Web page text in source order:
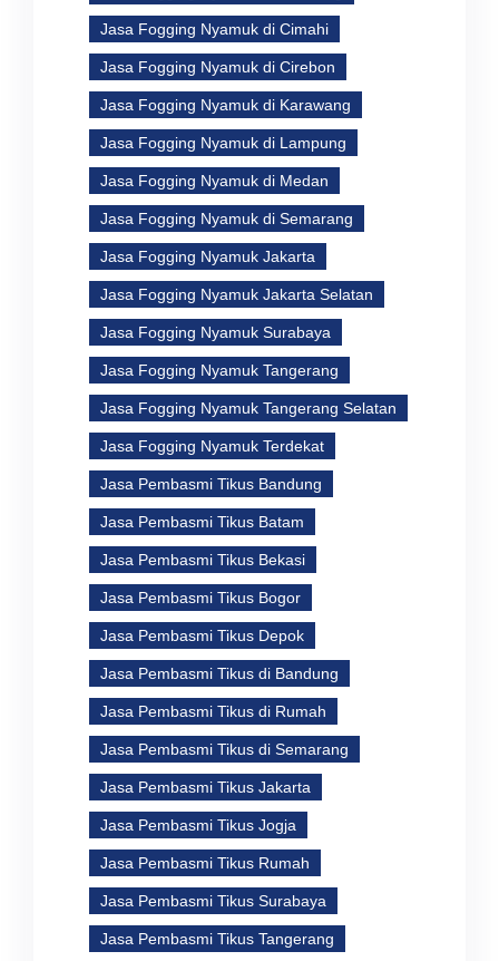
Jasa Fogging Nyamuk di Cimahi
Jasa Fogging Nyamuk di Cirebon
Jasa Fogging Nyamuk di Karawang
Jasa Fogging Nyamuk di Lampung
Jasa Fogging Nyamuk di Medan
Jasa Fogging Nyamuk di Semarang
Jasa Fogging Nyamuk Jakarta
Jasa Fogging Nyamuk Jakarta Selatan
Jasa Fogging Nyamuk Surabaya
Jasa Fogging Nyamuk Tangerang
Jasa Fogging Nyamuk Tangerang Selatan
Jasa Fogging Nyamuk Terdekat
Jasa Pembasmi Tikus Bandung
Jasa Pembasmi Tikus Batam
Jasa Pembasmi Tikus Bekasi
Jasa Pembasmi Tikus Bogor
Jasa Pembasmi Tikus Depok
Jasa Pembasmi Tikus di Bandung
Jasa Pembasmi Tikus di Rumah
Jasa Pembasmi Tikus di Semarang
Jasa Pembasmi Tikus Jakarta
Jasa Pembasmi Tikus Jogja
Jasa Pembasmi Tikus Rumah
Jasa Pembasmi Tikus Surabaya
Jasa Pembasmi Tikus Tangerang